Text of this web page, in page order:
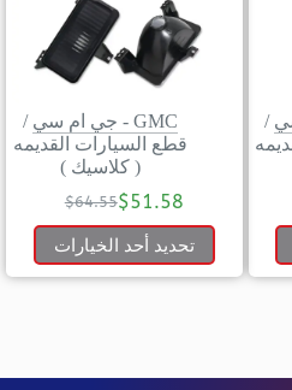
/
GMC - جي ام سي
/
قطع السيارات القديمه
( كلاسيك )
$64.55$51.58
تحديد أحد الخيارات